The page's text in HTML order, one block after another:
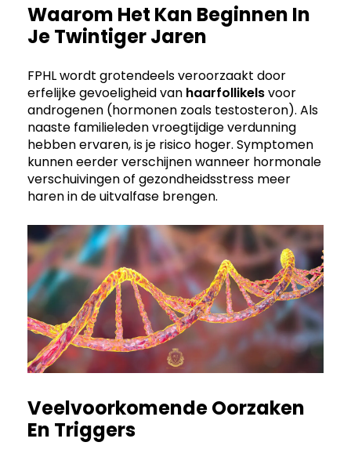
Waarom Het Kan Beginnen In
Je Twintiger Jaren
FPHL wordt grotendeels veroorzaakt door
erfelijke gevoeligheid van haarfollikelsvoor
androgenen (hormonen zoals testosteron). Als
naaste familieleden vroegtijdige verdunning
hebben ervaren, is je risico hoger. Symptomen
kunnen eerder verschijnen wanneer hormonale
verschuivingen of gezondheidsstress meer
haren in de uitvalfase brengen.
Veelvoorkomende Oorzaken
En Triggers